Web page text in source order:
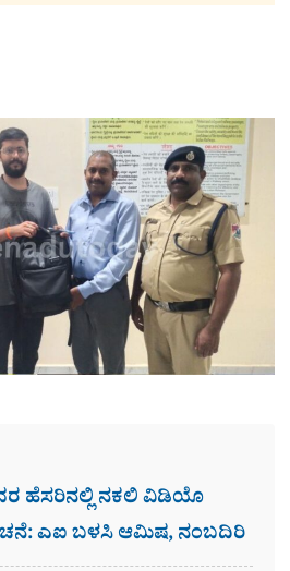
ಹೆಸರಿನಲ್ಲಿ ನಕಲಿ ವಿಡಿಯೊ
ಎಐ ಬಳಸಿ ಆಮಿಷ, ನಂಬದಿರಿ